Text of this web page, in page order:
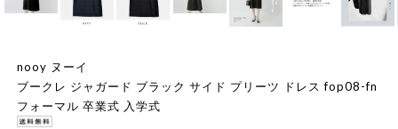
nooy ヌーイ
ブークレ ジャガード ブラック サイド プリーツ ドレス fop08-fn
フォーマル 卒業式 入学式